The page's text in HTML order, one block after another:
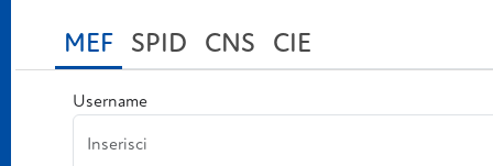
MEF SPID CNS CIE
Username